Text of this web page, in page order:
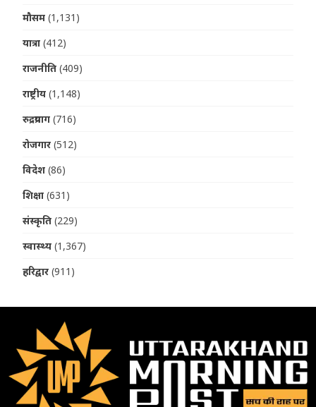
मौसम (1,131)
यात्रा (412)
राजनीति (409)
राष्ट्रीय (1,148)
रुद्रप्रयाग (716)
रोजगार (512)
विदेश (86)
शिक्षा (631)
संस्कृति (229)
स्वास्थ्य (1,367)
हरिद्वार (911)